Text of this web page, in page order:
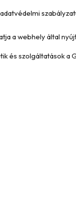
a webhely által
és szolgáltatások a